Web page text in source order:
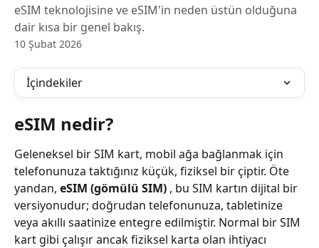
eSIM teknolojisine ve eSIM'in neden üstün olduğuna
dair kısa bir genel bakış.
10 Şubat 2026
İçindekiler
eSIM nedir?
Geleneksel bir SIM kart, mobil ağa bağlanmak için
telefonunuza taktığınız küçük, fiziksel bir çiptir. Öte
yandan, eSIM (gömülü SIM) , bu SIM kartın dijital bir
versiyonudur; doğrudan telefonunuza, tabletinize
veya akıllı saatinize entegre edilmiştir. Normal bir SIM
kart gibi çalışır ancak fiziksel karta olan ihtiyacı